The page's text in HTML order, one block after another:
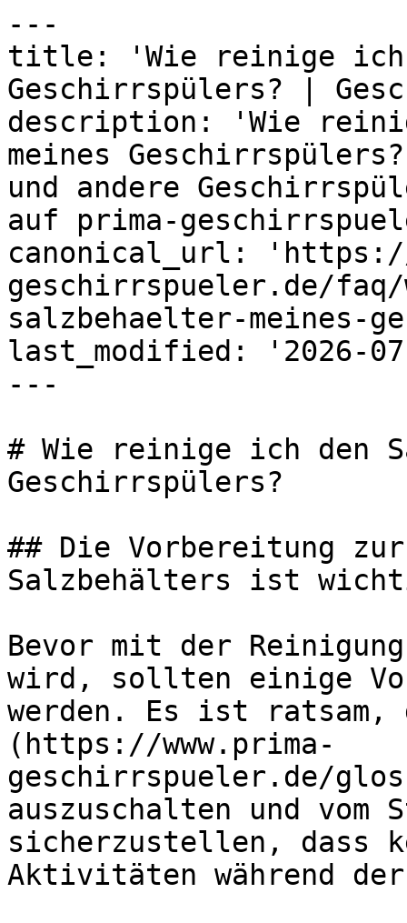
---
title: 'Wie reinige ich
Geschirrspülers? |
description: 'Wie
meines
und andere
auf prima-
canonical_url: 'https://
geschirrspueler.de/
salzbehaelter-meines-
last_modified: '2026-
---
# Wie reinige ich den
Geschirrspülers?
## Die Vorbereitung
Salzbehälters ist
Bevor mit der
wird, sollten einige
werden. Es ist ratsam,
(https://www.prima-
geschirrspueler.de/
auszuschalten und vom
sicherzustellen, dass
Aktivitäten während